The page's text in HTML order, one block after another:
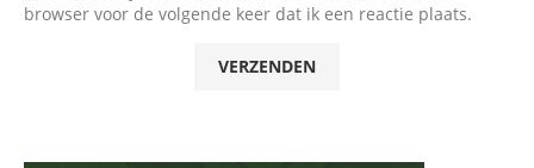
browser voor de volgende keer dat ik een reactie plaats.